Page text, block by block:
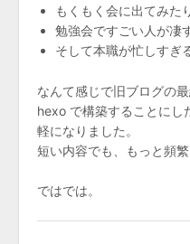
もくもく会に出てみた
勉強会ですごい人が凄
そして本職が忙しすぎ
なんて感じで旧ブログの
hexo で構築することにし
軽になりました。
短い内容でも、もっと頻
ではでは。